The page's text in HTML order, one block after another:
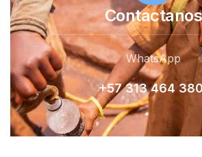
Contactanos
WhatsApp
+57 313 464 380